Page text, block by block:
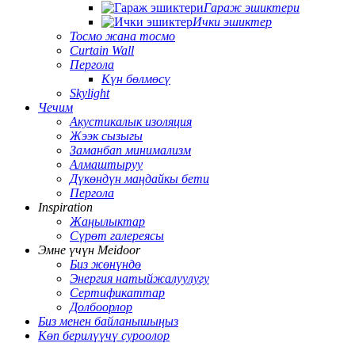
Гараж эшиктери
Ички эшиктер
Тосмо жана тосмо
Curtain Wall
Пергола
Күн бөлмөсү
Skylight
Чечим
Акустикалык изоляция
Жээк сызыгы
Заманбап минимализм
Алмаштыруу
Дүкөндүн маңдайкы бети
Пергола
Inspiration
Жаңылыктар
Сүрөт галереясы
Эмне үчүн Meidoor
Биз жөнүндө
Энергия натыйжалуулугу
Сертификаттар
Долбоорлор
Биз менен байланышыңыз
Көп берилүүчү суроолор